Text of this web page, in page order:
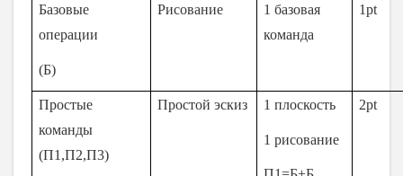
Базовые
операции
(Б)
Рисование
1 базовая
команда
1pt
Простые
команды
(П1,П2,П3)
Простой эскиз 1 плоскость
1 рисование
2pt